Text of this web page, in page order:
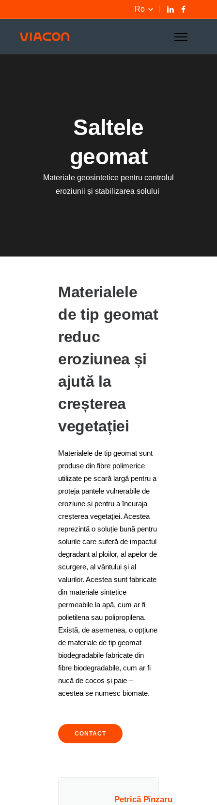
Ro
Saltele
geomat
Materiale geosintetice pentru controlul
eroziunii și stabilizarea solului
Materialele
de tip geomat
reduc
eroziunea și
ajută la
creșterea
vegetației
Materialele de tip geomat sunt
produse din fibre polimerice
utilizate pe scară largă pentru a
proteja pantele vulnerabile de
eroziune și pentru a încuraja
creșterea vegetației. Acestea
reprezintă o soluție bună pentru
solurile care suferă de impactul
degradant al ploilor, al apelor de
scurgere, al vântului și al
valurilor. Acestea sunt fabricate
din materiale sintetice
permeabile la apă, cum ar fi
polietilena sau polipropilena.
Există, de asemenea, o opțiune
de materiale de tip geomat
biodegradabile fabricate din
fibre biodegradabile, cum ar fi
nucă de cocos și paie –
acestea se numesc biomate.
CONTACT
Petrică Pînzaru